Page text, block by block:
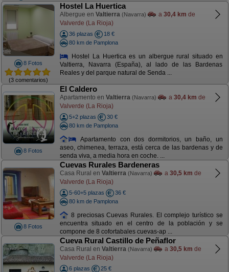
8 Fotos
(3 comentarios)
Hostel La Huertica
Albergue en Valtierra (Navarra) a 30,4 km de
Valverde (La Rioja)
36 plazas
18 €
80 km de Pamplona
Hostel La Huertica es un albergue rural situado en
Valtierra, Navarra (España), al lado de las Bardenas
Reales y del parque natural de Senda ...
8 Fotos
El Caldero
Apartamento en Valtierra (Navarra) a 30,4 km de
Valverde (La Rioja)
5+2 plazas
30 €
80 km de Pamplona
Apartamento con dos dormitorios, un baño, un
aseo, chimenea, terraza, está cerca de las bardenas y de
senda viva, a media hora en coche. ...
8 Fotos
Cuevas Rurales Bardeneras
Casa Rural en Valtierra (Navarra) a 30,5 km de
Valverde (La Rioja)
5-60+5 plazas
36 €
80 km de Pamplona
8 preciosas Cuevas Rurales. El complejo turístico se
encuentra situado en el centro de la población y se
compone de 8 cofortabales cuevas-ap ...
Cueva Rural Castillo de Peñaflor
Casa Rural en Valtierra (Navarra) a 30,5 km de
Valverde (La Rioja)
6 plazas
25 €